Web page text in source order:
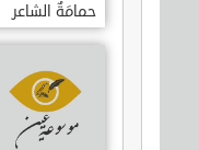
حمامَةٌ الشاعر
العوام بن عقبة